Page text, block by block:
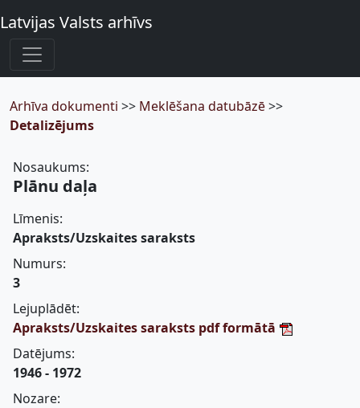
Latvijas Valsts arhīvs
Arhīva dokumenti >> Meklēšana datubāzē>>
Detalizējums
Nosaukums:
Plānu daļa
Līmenis:
Apraksts/Uzskaites saraksts
Numurs:
3
Lejuplādēt:
Apraksts/Uzskaites saraksts pdf formātā
Datējums:
1946 - 1972
Nozare: